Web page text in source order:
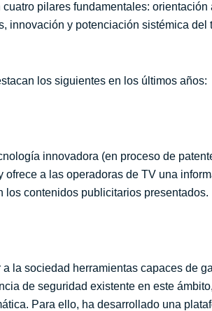
cuatro pilares fundamentales:
innovación y potenciación sistémica
los siguientes en los últimos años:
innovadora (en proceso de
ofrece a las operadoras de TV una
los contenidos publicitarios presentados.
la sociedad herramientas capaces de
de seguridad existente en este
Para ello, ha desarrollado una